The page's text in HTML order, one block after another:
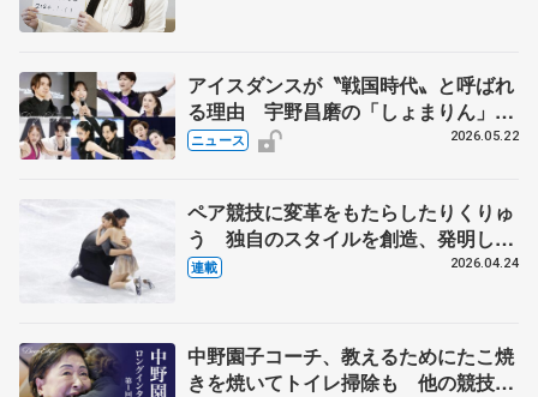
アイスダンスが〝戦国時代〟と呼ばれ
る理由 宇野昌磨の「しょまりん」ら
実力者が相次いで参戦 国内の競争激
ニュース 2026.05.22
ペア競技に変革をもたらしたりくりゅ
う 独自のスタイルを創造、発明した
【引退発表後②】
連載 2026.04.24
中野園子コーチ、教えるためにたこ焼
きを焼いてトイレ掃除も 他の競技に